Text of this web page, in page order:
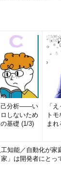
己分析――い
しないため
基礎 (1/3)
「
ト
ま
工知能／自動化が
家」は開発者にと